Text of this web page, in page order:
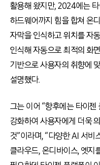
활용해 왔지만, 2024에는
하드웨어까지 힘을 합쳐 온
자막을 인식하고 위치를 자
인식해 자동으로 최적의 화
기반으로 사용자의 취향에
설명했다.
그는 이어 “향후에는 타이
강화하여 사용자에게 더욱
것”이라며, “다양한 AI 서비
클라우드, 온디바이스, 엣지